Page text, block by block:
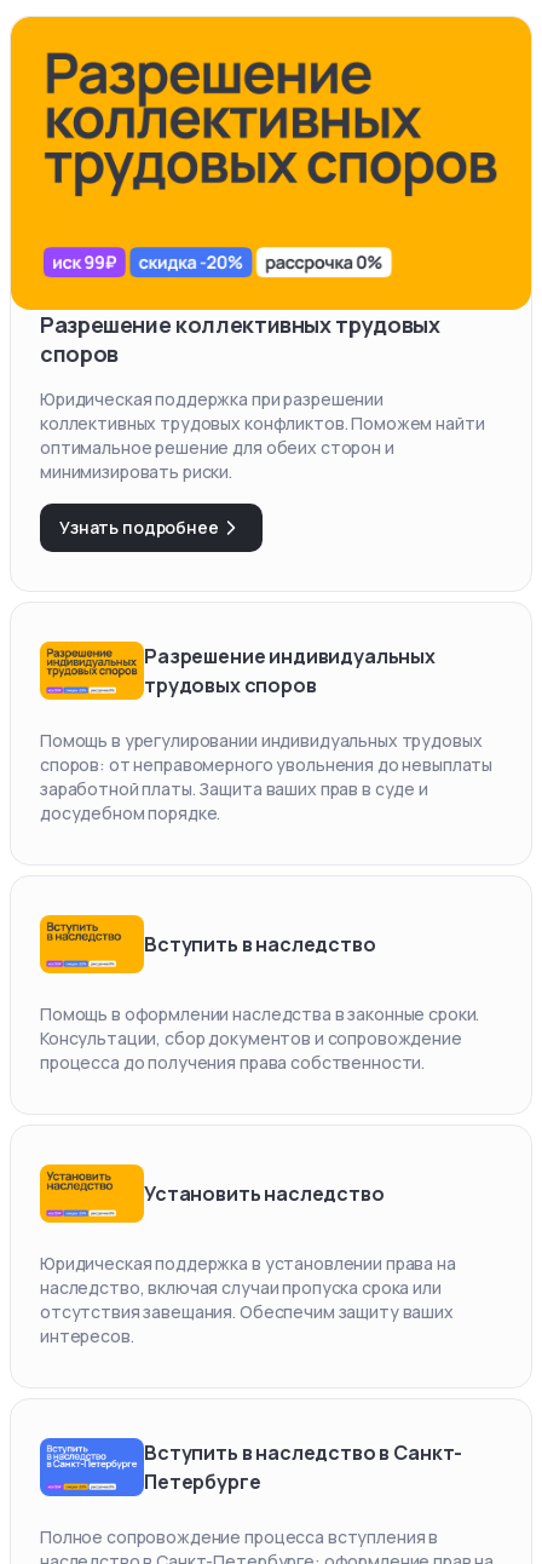
Разрешение коллективных трудовых
споров
Юридическая поддержка при разрешении
коллективных трудовых конфликтов. Поможем найти
оптимальное решение для обеих сторон и
минимизировать риски.
Узнать подробнее
Разрешение индивидуальных
трудовых споров
Помощь в урегулировании индивидуальных трудовых
споров: от неправомерного увольнения до невыплаты
заработной платы. Защита ваших прав в суде и
досудебном порядке.
Вступить в наследство
Помощь в оформлении наследства в законные сроки.
Консультации, сбор документов и сопровождение
процесса до получения права собственности.
Установить наследство
Юридическая поддержка в установлении права на
наследство, включая случаи пропуска срока или
отсутствия завещания. Обеспечим защиту ваших
интересов.
Вступить в наследство в Санкт-
Петербурге
Полное сопровождение процесса вступления в